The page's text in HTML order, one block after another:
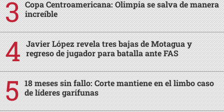
Copa Centroamericana: Olimpia se salva de manera
increíble
Javier López revela tres bajas de Motagua y
regreso de jugador para batalla ante FAS
18 meses sin fallo: Corte mantiene en el limbo caso
de líderes garífunas